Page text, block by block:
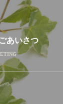
あいさつ